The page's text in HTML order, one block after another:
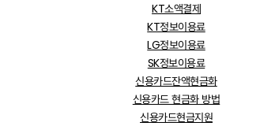
KT소액결제
KT정보이용료
LG정보이용료
SK정보이용료
신용카드잔액현금화
신용카드 현금화 방법
신용카드현금지원